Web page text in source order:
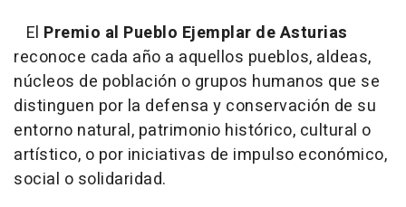
El Premio al Pueblo Ejemplar de Asturias
reconoce cada año a aquellos pueblos, aldeas,
núcleos de población o grupos humanos que se
distinguen por la defensa y conservación de su
entorno natural, patrimonio histórico, cultural o
artístico, o por iniciativas de impulso económico,
social o solidaridad.